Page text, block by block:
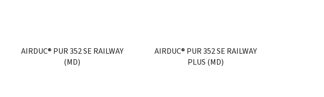
AIRDUC® PUR 352 SE RAILWAY
(MD)
AIRDUC® PUR 352 SE RAILWAY
PLUS (MD)